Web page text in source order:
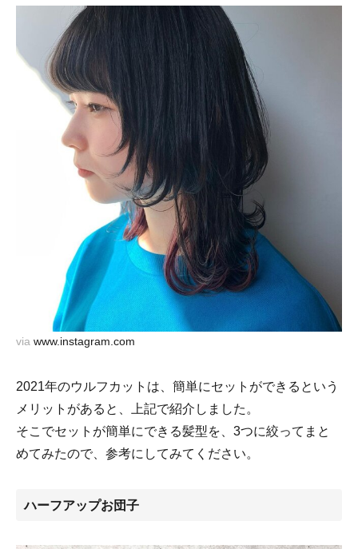
via www.instagram.com
2021年のウルフカットは、簡単にセットができるという
メリットがあると、上記で紹介しました。
そこでセットが簡単にできる髪型を、3つに絞ってまと
めてみたので、参考にしてみてください。
ハーフアップお団子